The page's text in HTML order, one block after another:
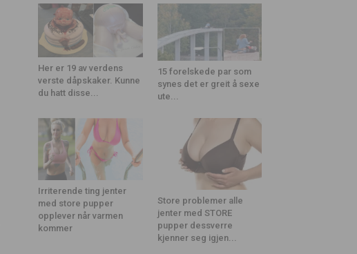
Her er 19 av verdens
verste dåpskaker. Kunne
du hatt disse...
15 forelskede par som
synes det er greit å sexe
ute...
Irriterende ting jenter
med store pupper
opplever når varmen
kommer
Store problemer alle
jenter med STORE
pupper dessverre
kjenner seg igjen...